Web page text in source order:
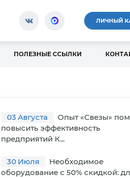
ЛИЧНЫЙ
ПОЛЕЗНЫЕ ССЫЛКИ
03 Августа
Опыт «Свезы»
повысить эффективность
предприятий К...
30 Июля
Необходимое
оборудование с 50% скидкой: